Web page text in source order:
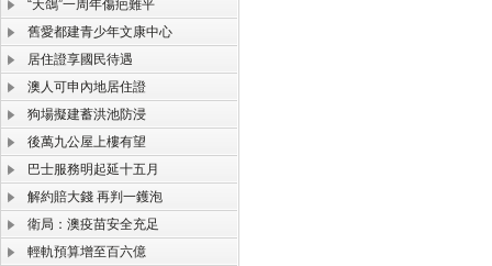
“天鴿”一周年傷疤難平
舊愛都建青少年文康中心
居住證享國民待遇
澳人可申內地居住證
狗場擬建蓄洪池防浸
後萬九公屋上樓有望
巴士服務明起延十五月
解約賠大錢 再判一鑊泡
衛局：澳疫苗安全充足
輕軌預算增至百六億